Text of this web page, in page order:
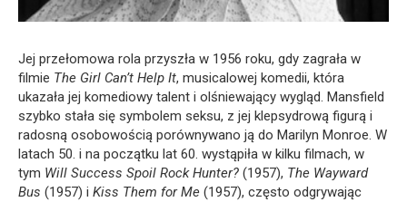
Jej przełomowa rola przyszła w 1956 roku, gdy zagrała w
filmie The Girl Can’t Help It, musicalowej komedii, która
ukazała jej komediowy talent i olśniewający wygląd. Mansfield
szybko stała się symbolem seksu, z jej klepsydrową figurą i
radosną osobowością porównywano ją do Marilyn Monroe. W
latach 50. i na początku lat 60. wystąpiła w kilku filmach, w
tym Will Success Spoil Rock Hunter? (1957), The Wayward
Bus (1957) i Kiss Them for Me (1957), często odgrywając